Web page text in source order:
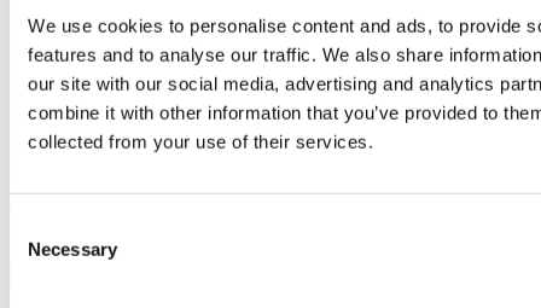
We use cookies to personalise content and ads, to provide
features and to analyse our traffic. We also share
our site with our social media, advertising and analytics
combine it with other information that you’ve provided to
collected from your use of their services.
Selection
Necessary
estas promociones
MANARE RESIDENCE 3a4Habitaciones desde Cascais,
Para conectar Contacto